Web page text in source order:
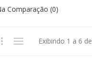
Comparação (0)
Exibindo 1 a 6